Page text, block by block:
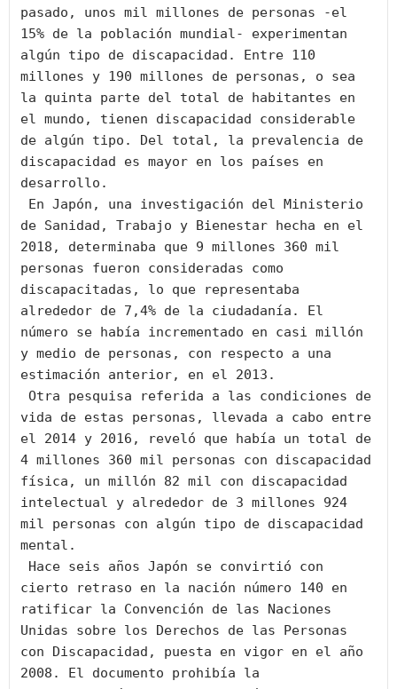
pasado, unos mil millones de personas -el
15% de la población mundial- experimentan
algún tipo de discapacidad. Entre 110
millones y 190 millones de personas, o sea
la quinta parte del total de habitantes en
el mundo, tienen discapacidad considerable
de algún tipo. Del total, la prevalencia de
discapacidad es mayor en los países en
desarrollo.
de Sanidad, Trabajo y Bienestar hecha en el
2018, determinaba que 9 millones 360 mil
personas fueron consideradas como
discapacitadas, lo que representaba
alrededor de 7,4% de la ciudadanía. El
número se había incrementado en casi millón
y medio de personas, con respecto a una
estimación anterior, en el 2013.
vida de estas personas, llevada a cabo entre
el 2014 y 2016, reveló que había un total de
4 millones 360 mil personas con discapacidad
física, un millón 82 mil con discapacidad
intelectual y alrededor de 3 millones 924
mil personas con algún tipo de discapacidad
mental.
cierto retraso en la nación número 140 en
ratificar la Convención de las Naciones
Unidas sobre los Derechos de las Personas
con Discapacidad, puesta en vigor en el año
2008. El documento prohibía la